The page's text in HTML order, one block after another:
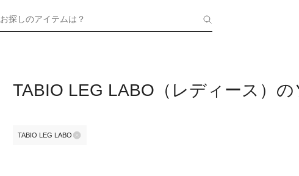
お探しのアイテムは？
TABIO LEG LABO（レディース）
TABIO LEG LABO